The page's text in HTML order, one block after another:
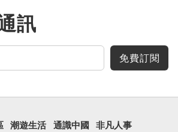
個字，
8位提
拍攝功
訊
免費訂閱
潮遊生活 通識中國 非凡人事